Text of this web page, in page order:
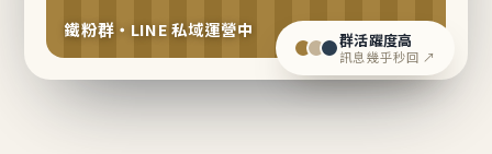
鐵粉群・LINE 私域運營中 群活躍度高
訊息幾乎秒回 ↗